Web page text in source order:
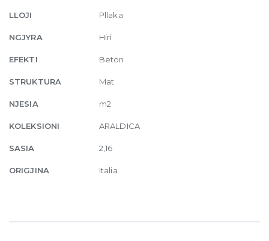
x
120
LLOJI Pllaka
NGJYRA Hiri
EFEKTI Beton
STRUKTURA Mat
NJESIA m2
KOLEKSIONI ARALDICA
SASIA 2,16
ORIGJINA Italia